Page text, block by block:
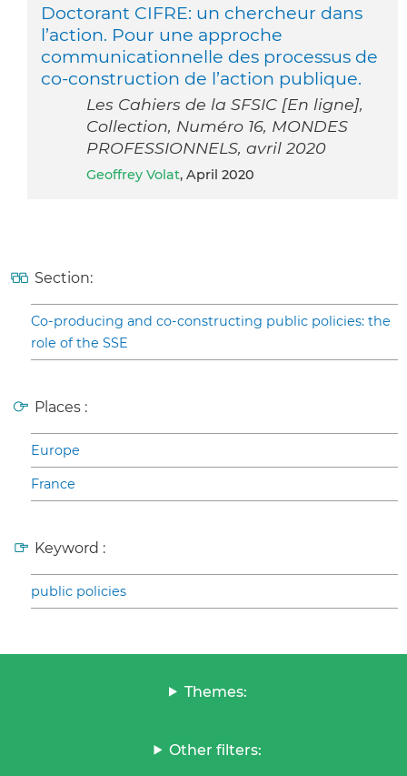
Doctorant CIFRE: un chercheur dans
l’action. Pour une approche
communicationnelle des processus de
co-construction de l’action publique.
Les Cahiers de la SFSIC [En ligne],
Collection, Numéro 16, MONDES
PROFESSIONNELS, avril 2020
Geoffrey Volat, April 2020
Section:
Co-producing and co-constructing public policies: the
role of the SSE
Places :
Europe
France
Keyword :
public policies
Themes:
Other filters: